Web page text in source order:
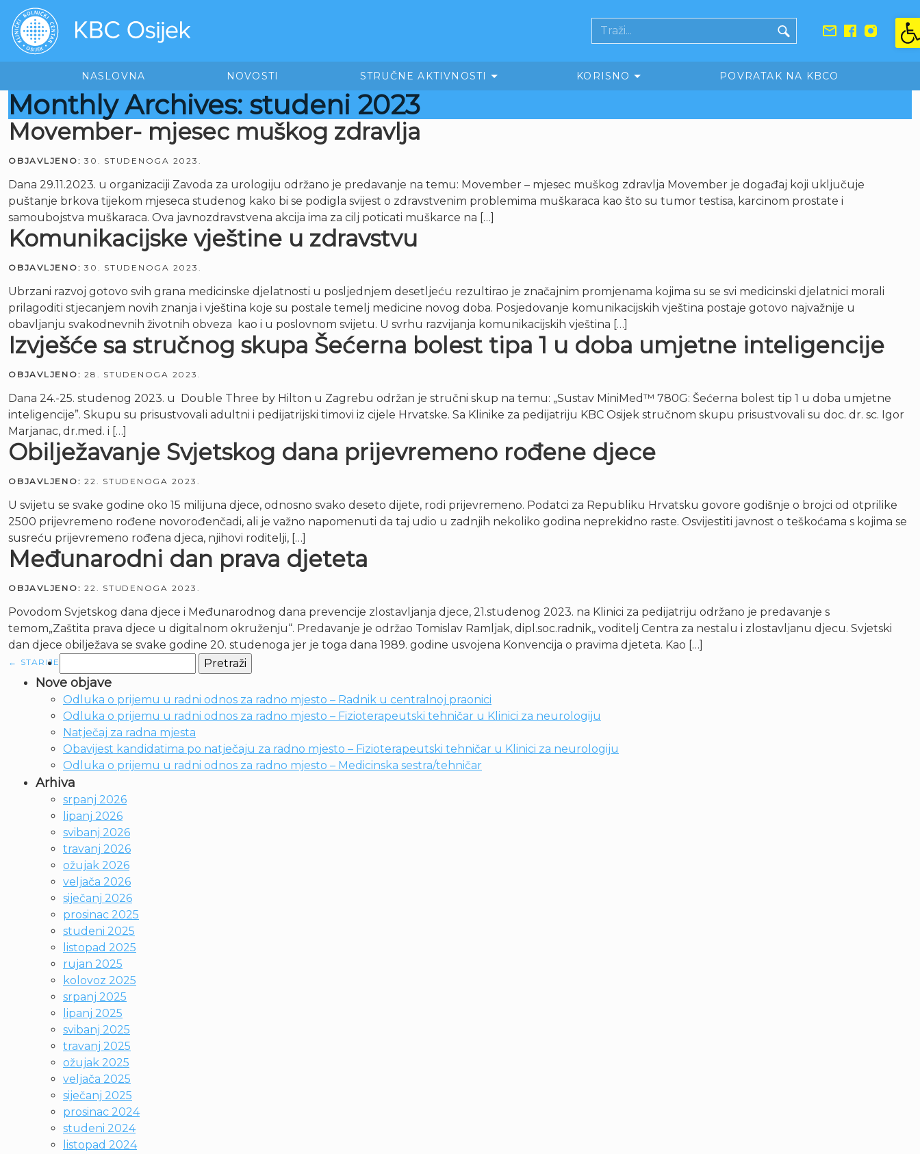
NASLOVNA NOVOSTI STRUČNE AKTIVNOSTI KORISNO POVRATAK NA KBCO
Monthly Archives: studeni 2023
Movember- mjesec muškog zdravlja
OBJAVLJENO: 30. STUDENOGA 2023.
Dana 29.11.2023. u organizaciji Zavoda za urologiju održano je predavanje na temu: Movember – mjesec muškog zdravlja Movember je događaj koji uključuje
puštanje brkova tijekom mjeseca studenog kako bi se podigla svijest o zdravstvenim problemima muškaraca kao što su tumor testisa, karcinom prostate i
samoubojstva muškaraca. Ova javnozdravstvena akcija ima za cilj poticati muškarce na […]
Komunikacijske vještine u zdravstvu
OBJAVLJENO: 30. STUDENOGA 2023.
Ubrzani razvoj gotovo svih grana medicinske djelatnosti u posljednjem desetljeću rezultirao je značajnim promjenama kojima su se svi medicinski djelatnici morali
prilagoditi stjecanjem novih znanja i vještina koje su postale temelj medicine novog doba. Posjedovanje komunikacijskih vještina postaje gotovo najvažnije u
obavljanju svakodnevnih životnih obveza kao i u poslovnom svijetu. U svrhu razvijanja komunikacijskih vještina […]
Izvješće sa stručnog skupa Šećerna bolest tipa 1 u doba umjetne inteligencije
OBJAVLJENO: 28. STUDENOGA 2023.
Dana 24.-25. studenog 2023. u Double Three by Hilton u Zagrebu održan je stručni skup na temu: „Sustav MiniMed™ 780G: Šećerna bolest tip 1 u doba umjetne
inteligencije”. Skupu su prisustvovali adultni i pedijatrijski timovi iz cijele Hrvatske. Sa Klinike za pedijatriju KBC Osijek stručnom skupu prisustvovali su doc. dr. sc. Igor
Marjanac, dr.med. i […]
Obilježavanje Svjetskog dana prijevremeno rođene djece
OBJAVLJENO: 22. STUDENOGA 2023.
U svijetu se svake godine oko 15 milijuna djece, odnosno svako deseto dijete, rodi prijevremeno. Podatci za Republiku Hrvatsku govore godišnje o brojci od otprilike
2500 prijevremeno rođene novorođenčadi, ali je važno napomenuti da taj udio u zadnjih nekoliko godina neprekidno raste. Osvijestiti javnost o teškoćama s kojima se
susreću prijevremeno rođena djeca, njihovi roditelji, […]
Međunarodni dan prava djeteta
OBJAVLJENO: 22. STUDENOGA 2023.
Povodom Svjetskog dana djece i Međunarodnog dana prevencije zlostavljanja djece, 21.studenog 2023. na Klinici za pedijatriju održano je predavanje s
temom„Zaštita prava djece u digitalnom okruženju“. Predavanje je održao Tomislav Ramljak, dipl.soc.radnik,, voditelj Centra za nestalu i zlostavljanu djecu. Svjetski
dan djece obilježava se svake godine 20. studenoga jer je toga dana 1989. godine usvojena Konvencija o pravima djeteta. Kao […]
← STARIJE
Nove objave
Odluka o prijemu u radni odnos za radno mjesto – Radnik u centralnoj praonici
Odluka o prijemu u radni odnos za radno mjesto – Fizioterapeutski tehničar u Klinici za neurologiju
Natječaj za radna mjesta
Obavijest kandidatima po natječaju za radno mjesto – Fizioterapeutski tehničar u Klinici za neurologiju
Odluka o prijemu u radni odnos za radno mjesto – Medicinska sestra/tehničar
Arhiva
srpanj 2026
lipanj 2026
svibanj 2026
travanj 2026
ožujak 2026
veljača 2026
siječanj 2026
prosinac 2025
studeni 2025
listopad 2025
rujan 2025
kolovoz 2025
srpanj 2025
lipanj 2025
svibanj 2025
travanj 2025
ožujak 2025
veljača 2025
siječanj 2025
prosinac 2024
studeni 2024
listopad 2024